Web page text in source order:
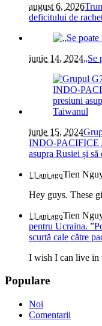
august 6, 2026
deficitului de
iunie 14, 2024„Se
iunie 15, 2024
INDO-PACIFICE /
asupra Rusiei și
11 ani agoTien
Hey guys. These
11 ani agoTien
pentru Ucraina.
scurtă cale către
I wish I can live in
Populare
Noi
Comentarii